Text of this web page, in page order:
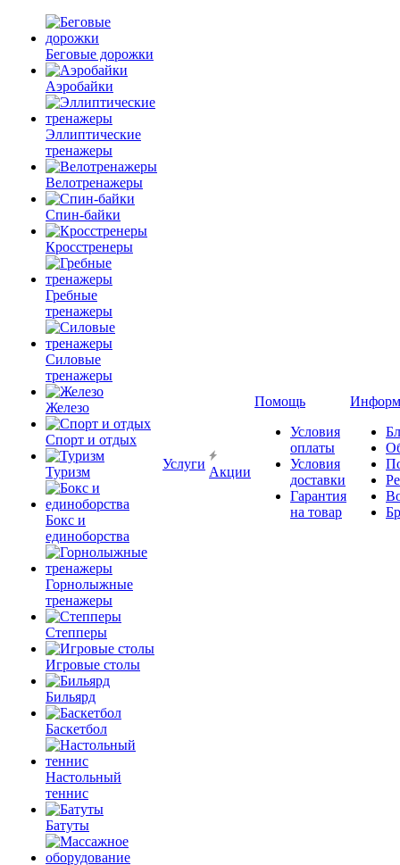
Беговые дорожки
Аэробайки
Эллиптические
тренажеры
Велотренажеры
Спин-байки
Кросстренеры
Гребные
тренажеры
Силовые
тренажеры
Железо
Спорт и отдых
Туризм
Бокс и
единоборства
Горнолыжные
тренажеры
Степперы
Игровые столы
Бильярд
Баскетбол
Настольный
теннис
Батуты
Услуги
Акции
Помощь
Условия
оплаты
Условия
доставки
Гарантия
на товар